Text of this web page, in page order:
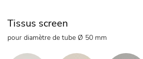
Tissus screen
pour diamètre de tube Ø 50 mm